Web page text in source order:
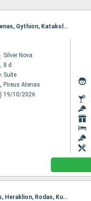
Itinerário : Pireus Atenas, Gythion, Katakolon, souda Bay, Santorini, Bodrum, Pireus Atenas, Gythion, Katakolon, souda Bay, Santorini, Bodrum, Pireus Atenas
Silver Nova
8 d
Suíte
Pireus Atenas
19/10/2026
Itinerário : Pireus Atenas, Heraklion, Rodas, Kusadasi, Mykonos, Nafplio, Pireus Atenas, Heraklion, Rodas, Kusadasi, Mykonos, Nafplio, Pireus Atenas